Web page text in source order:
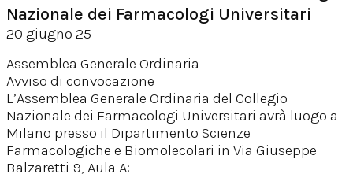
Nazionale dei Farmacologi Universitari
20 giugno 25
Assemblea Generale Ordinaria
Avviso di convocazione
L’Assemblea Generale Ordinaria del Collegio
Nazionale dei Farmacologi Universitari avrà luogo a
Milano presso il Dipartimento Scienze
Farmacologiche e Biomolecolari in Via Giuseppe
Balzaretti 9, Aula A: